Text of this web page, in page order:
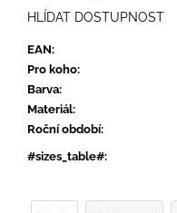
EAN:
Pro koho:
Barva:
Materiál:
Roční období:
#sizes_table#:
HLÍDAT DOSTUPNOST